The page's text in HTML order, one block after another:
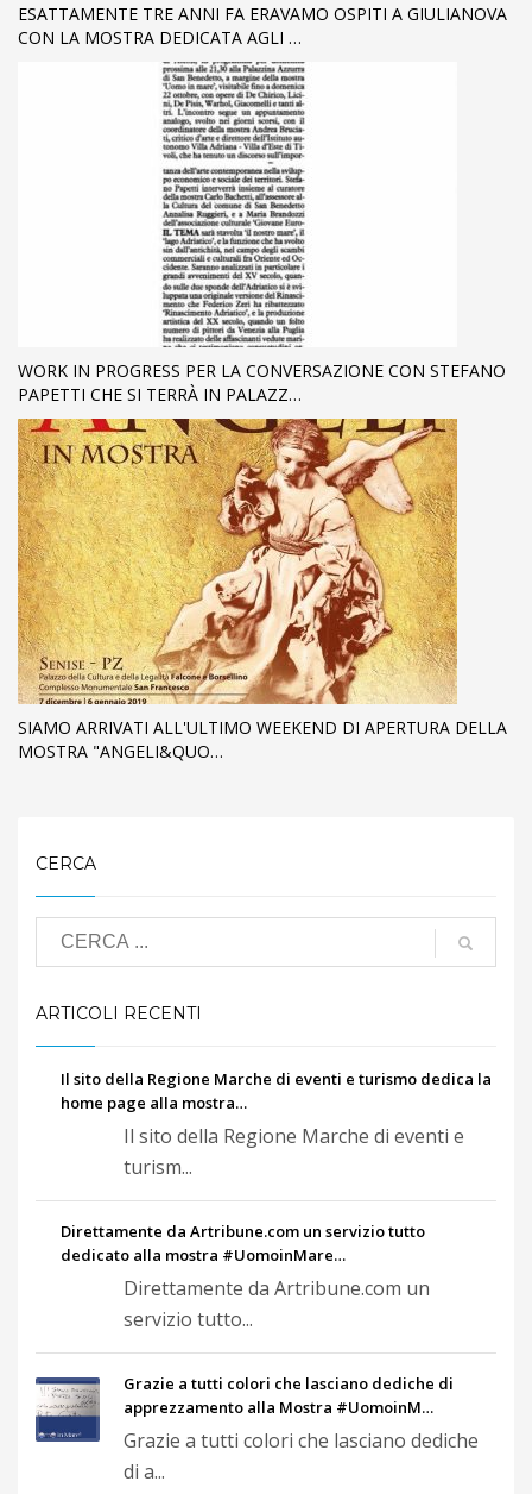
ESATTAMENTE TRE ANNI FA ERAVAMO OSPITI A GIULIANOVA
CON LA MOSTRA DEDICATA AGLI …
WORK IN PROGRESS PER LA CONVERSAZIONE CON STEFANO
PAPETTI CHE SI TERRÀ IN PALAZZ…
SIAMO ARRIVATI ALL'ULTIMO WEEKEND DI APERTURA DELLA
MOSTRA "ANGELI&QUO…
CERCA
ARTICOLI RECENTI
Il sito della Regione Marche di eventi e turismo dedica la
home page alla mostra…
Il sito della Regione Marche di eventi e
turism...
Direttamente da Artribune.com un servizio tutto
dedicato alla mostra #UomoinMare…
Direttamente da Artribune.com un
servizio tutto...
Grazie a tutti colori che lasciano dediche di
apprezzamento alla Mostra #UomoinM…
Grazie a tutti colori che lasciano dediche
di a...